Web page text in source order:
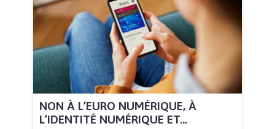
NON À L’EURO NUMÉRIQUE, À
L’IDENTITÉ NUMÉRIQUE ET...